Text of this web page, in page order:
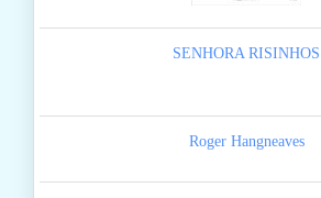
SENHORA RISINHOS
Roger Hangneaves